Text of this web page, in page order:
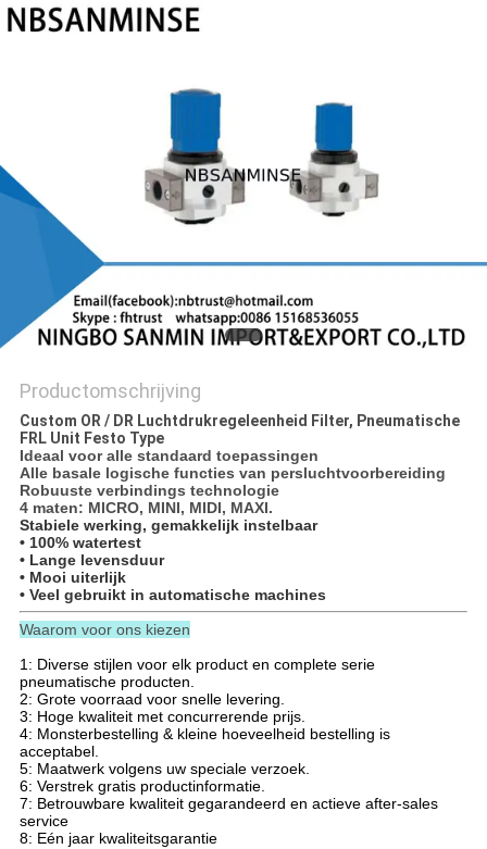
Productomschrijving
Custom OR / DR Luchtdrukregeleenheid Filter, Pneumatische
FRL Unit Festo Type
Ideaal voor alle standaard toepassingen
Alle basale logische functies van persluchtvoorbereiding
Robuuste verbindings technologie
4 maten: MICRO, MINI, MIDI, MAXI.
Stabiele werking, gemakkelijk instelbaar
• 100% watertest
• Lange levensduur
• Mooi uiterlijk
• Veel gebruikt in automatische machines
Waarom voor ons kiezen
1: Diverse stijlen voor elk product en complete serie
pneumatische producten.
2: Grote voorraad voor snelle levering.
3: Hoge kwaliteit met concurrerende prijs.
4: Monsterbestelling & kleine hoeveelheid bestelling is
acceptabel.
5: Maatwerk volgens uw speciale verzoek.
6: Verstrek gratis productinformatie.
7: Betrouwbare kwaliteit gegarandeerd en actieve after-sales
service
8: Eén jaar kwaliteitsgarantie